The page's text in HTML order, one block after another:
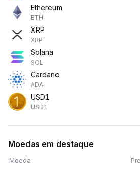
Ethereum
ETH
XRP
XRP
Solana
SOL
Cardano
ADA
USD1
USD1
Moedas em destaque
Moeda